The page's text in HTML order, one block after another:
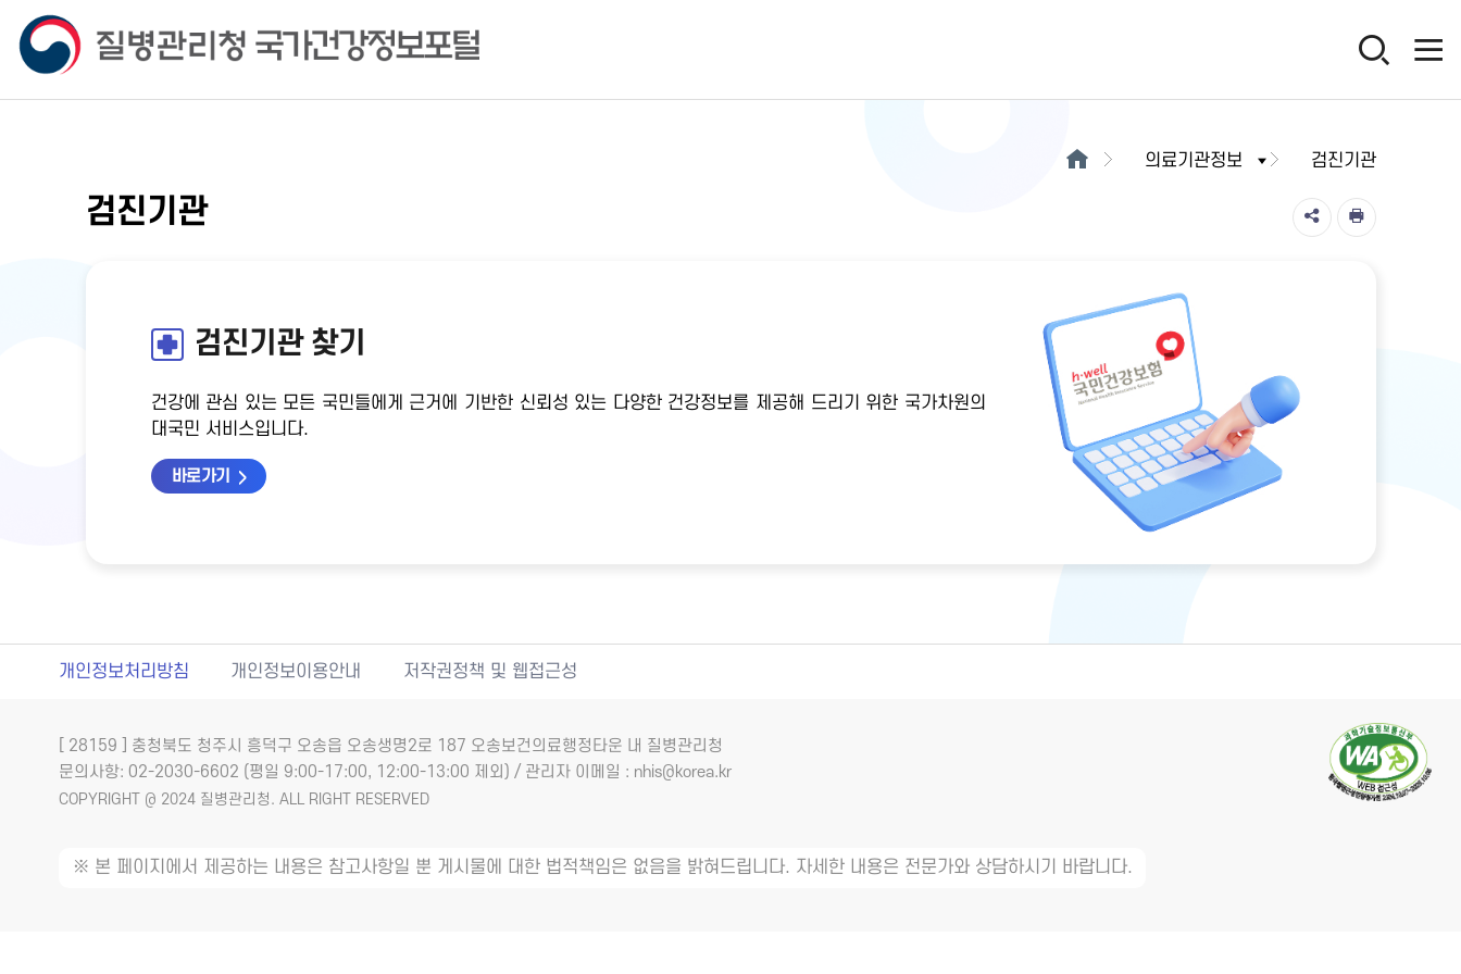
의료기관정보 검진기관
검진기관
검진기관 찾기
건강에 관심 있는 모든 국민들에게 근거에 기반한 신뢰성 있는 다양한 건강정보를 제공해 드리기 위한 국가차원의
대국민 서비스입니다.
바로가기
개인정보처리방침 개인정보이용안내 저작권정책 및 웹접근성
[ 28159 ] 충청북도 청주시 흥덕구 오송읍 오송생명2로 187 오송보건의료행정타운 내 질병관리청
문의사항: 02-2030-6602 (평일 9:00-17:00, 12:00-13:00 제외) / 관리자 이메일 : nhis@korea.kr
COPYRIGHT @ 2024 질병관리청. ALL RIGHT RESERVED
※ 본 페이지에서 제공하는 내용은 참고사항일 뿐 게시물에 대한 법적책임은 없음을 밝혀드립니다. 자세한 내용은 전문가와 상담하시기 바랍니다.